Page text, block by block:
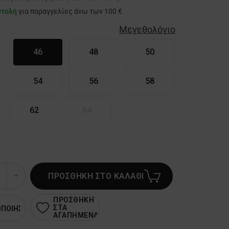
για παραγγελίες άνω των 100 €
Μεγεθολόγιο
46 48 50
54 56 58
62
ΠΡΟΣΘΗΚΗ ΣΤΟ ΚΑΛΑΘΙ
ΠΡΟΣΘΗΚΗ
ΣΤΑ
ΑΓΑΠΗΜΕΝΑ